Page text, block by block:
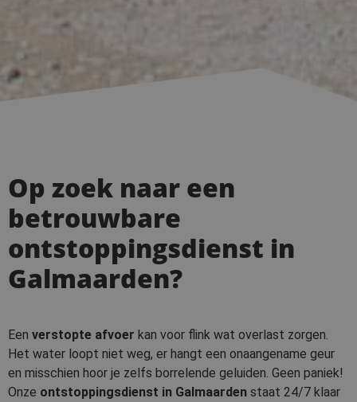
Op zoek naar een
betrouwbare
ontstoppingsdienst in
Galmaarden?
Een verstopte afvoer kan voor flink wat overlast zorgen.
Het water loopt niet weg, er hangt een onaangename geur
en misschien hoor je zelfs borrelende geluiden. Geen paniek!
Onze ontstoppingsdienst in Galmaarden staat 24/7 klaar